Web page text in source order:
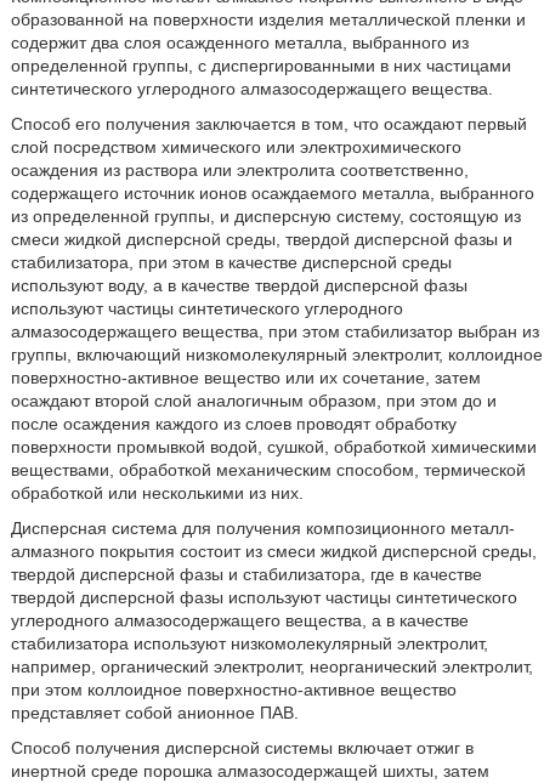
образованной на поверхности изделия металлической пленки и
содержит два слоя осажденного металла, выбранного из
определенной группы, с диспергированными в них частицами
синтетического углеродного алмазосодержащего вещества.
Способ его получения заключается в том, что осаждают первый
слой посредством химического или электрохимического
осаждения из раствора или электролита соответственно,
содержащего источник ионов осаждаемого металла, выбранного
из определенной группы, и дисперсную систему, состоящую из
смеси жидкой дисперсной среды, твердой дисперсной фазы и
стабилизатора, при этом в качестве дисперсной среды
используют воду, а в качестве твердой дисперсной фазы
используют частицы синтетического углеродного
алмазосодержащего вещества, при этом стабилизатор выбран из
группы, включающий низкомолекулярный электролит, коллоидное
поверхностно-активное вещество или их сочетание, затем
осаждают второй слой аналогичным образом, при этом до и
после осаждения каждого из слоев проводят обработку
поверхности промывкой водой, сушкой, обработкой химическими
веществами, обработкой механическим способом, термической
обработкой или несколькими из них.
Дисперсная система для получения композиционного металл-
алмазного покрытия состоит из смеси жидкой дисперсной среды,
твердой дисперсной фазы и стабилизатора, где в качестве
твердой дисперсной фазы используют частицы синтетического
углеродного алмазосодержащего вещества, а в качестве
стабилизатора используют низкомолекулярный электролит,
например, органический электролит, неорганический электролит,
при этом коллоидное поверхностно-активное вещество
представляет собой анионное ПАВ.
Способ получения дисперсной системы включает отжиг в
инертной среде порошка алмазосодержащей шихты, затем